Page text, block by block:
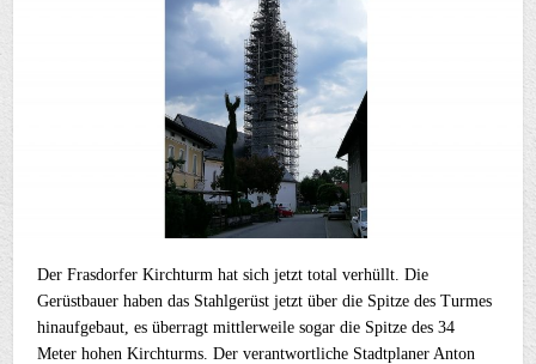
Der Frasdorfer Kirchturm hat sich jetzt total verhüllt. Die
Gerüstbauer haben das Stahlgerüst jetzt über die Spitze des Turmes
hinaufgebaut, es überragt mittlerweile sogar die Spitze des 34
Meter hohen Kirchturms. Der verantwortliche Stadtplaner Anton